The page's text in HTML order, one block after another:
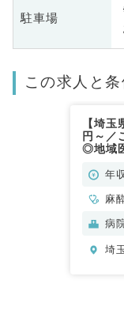
駐車場
この求人と
【埼
円～／
◎地域
勤）年
麻
病
埼